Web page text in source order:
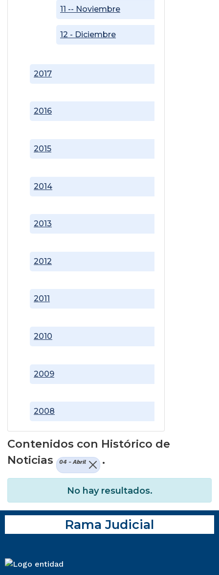
2008
2009
2010
2011
2012
2013
2014
2015
2016
2017
11 -- Noviembre
12 - Diciembre
Contenidos con Histórico de
Noticias
04 - Abril .
No hay resultados.
Rama Judicial